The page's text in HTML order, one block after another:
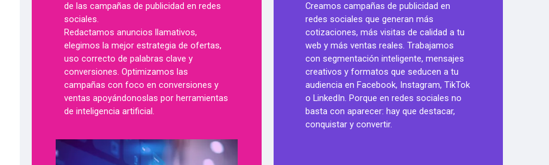
de las campañas de publicidad en redes
sociales.
Redactamos anuncios llamativos,
elegimos la mejor estrategia de ofertas,
uso correcto de palabras clave y
conversiones. Optimizamos las
campañas con foco en conversiones y
ventas apoyándonoslas por herramientas
de inteligencia artificial.
Creamos campañas de publicidad en
redes sociales que generan más
cotizaciones, más visitas de calidad a tu
web y más ventas reales. Trabajamos
con segmentación inteligente, mensajes
creativos y formatos que seducen a tu
audiencia en Facebook, Instagram, TikTok
o LinkedIn. Porque en redes sociales no
basta con aparecer: hay que destacar,
conquistar y convertir.